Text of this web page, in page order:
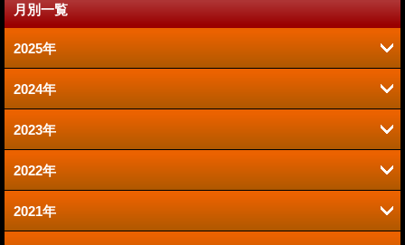
月別一覧
2025年
6月 (2)
1月 (1)
2024年
9月 (2)
8月 (2)
2023年
6月 (1)
2022年
12月 (1)
2021年